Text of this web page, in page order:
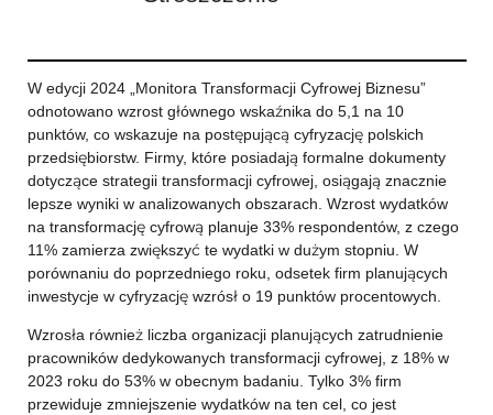
W edycji 2024 „Monitora Transformacji Cyfrowej Biznesu”
odnotowano wzrost głównego wskaźnika do 5,1 na 10
punktów, co wskazuje na postępującą cyfryzację polskich
przedsiębiorstw. Firmy, które posiadają formalne dokumenty
dotyczące strategii transformacji cyfrowej, osiągają znacznie
lepsze wyniki w analizowanych obszarach. Wzrost wydatków
na transformację cyfrową planuje 33% respondentów, z czego
11% zamierza zwiększyć te wydatki w dużym stopniu. W
porównaniu do poprzedniego roku, odsetek firm planujących
inwestycje w cyfryzację wzrósł o 19 punktów procentowych.
Wzrosła również liczba organizacji planujących zatrudnienie
pracowników dedykowanych transformacji cyfrowej, z 18% w
2023 roku do 53% w obecnym badaniu. Tylko 3% firm
przewiduje zmniejszenie wydatków na ten cel, co jest